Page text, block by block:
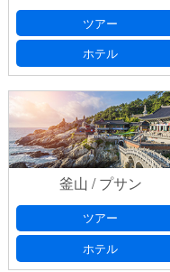
ツアー
ホテル
釜山 / プサン
ツアー
ホテル